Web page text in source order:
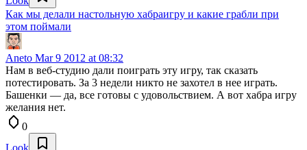
Как мы делали настольную хабраигру и какие грабли при
этом поймали
Aneto Mar 9 2012 at 08:32
Нам в веб-студию дали поиграть эту игру, так сказать
потестировать. За 3 недели никто не захотел в нее играть.
Башенки — да, все готовы с удовольствием. А вот хабра игру
желания нет.
0
Look